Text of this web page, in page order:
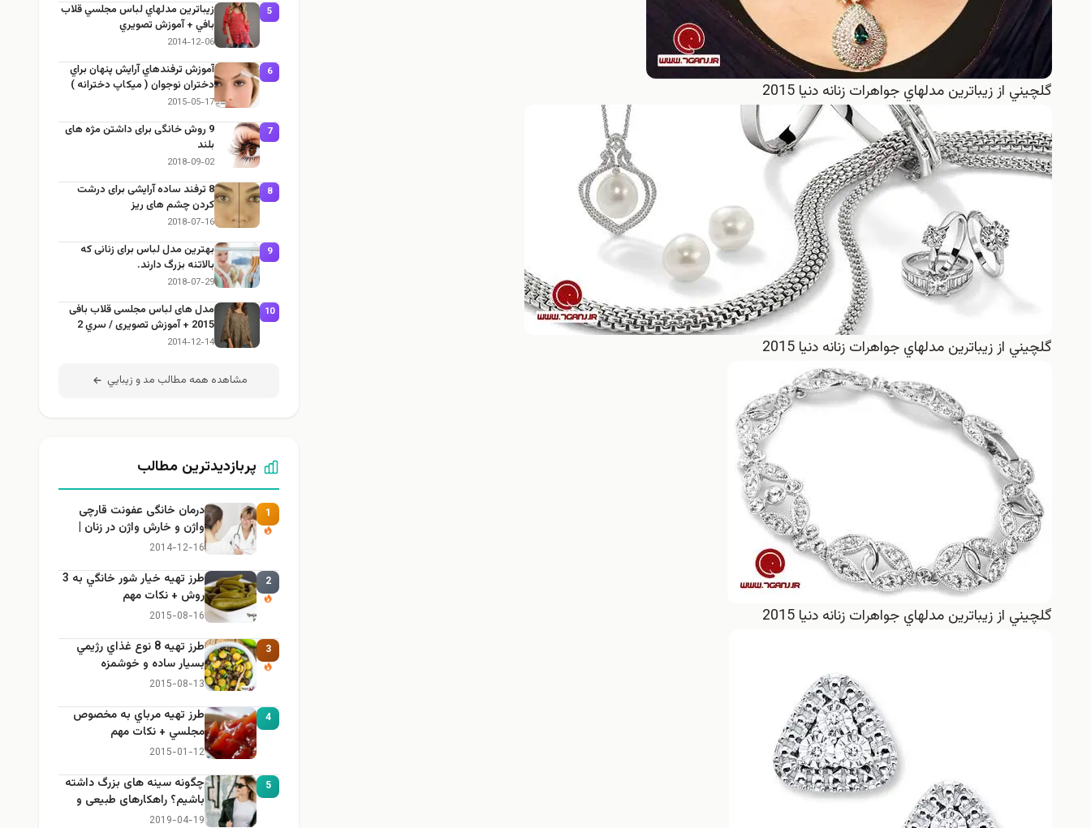
گلچيني از زيباترين مدلهاي جواهرات زنانه دنيا 2015
گلچيني از زيباترين مدلهاي جواهرات زنانه دنيا 2015
گلچيني از زيباترين مدلهاي جواهرات زنانه دنيا 2015
5
زيباترين مدلهاي لباس مجلسي قلاب
بافي + آموزش تصويري
2014-12-06
6
آموزش ترفندهاي آرایش پنهان براي
دختران نوجوان ( میکاپ دخترانه )
2015-05-17
7
9 روش خانگی برای داشتن مژه های
بلند
2018-09-02
8
8 ترفند ساده آرایشی برای درشت
کردن چشم های ریز
2018-07-16
9
بهترین مدل لباس برای زنانی که
بالاتنه بزرگ دارند.
2018-07-29
10
مدل های لباس مجلسی قلاب بافی
2015 + آموزش تصویری / سري 2
2014-12-14
مشاهده همه مطالب مد و زيبايي
پربازدیدترین مطالب
1
درمان خانگی عفونت قارچی
واژن و خارش واژن در زنان |
راهنمای کامل، ایمن و کاربردی
2014-12-16
2
طرز تهيه خیار شور خانگي به 3
روش + نكات مهم
2015-08-16
3
طرز تهيه 8 نوع غذاي رژيمي
بسيار ساده و خوشمزه
2015-08-13
4
طرز تهيه مرباي به مخصوص
مجلسي + نكات مهم
2015-01-12
5
چگونه سینه های بزرگ داشته
باشیم؟ راهکارهای طبیعی و
خانگی برای بزرگ کردن سینه
2019-04-19